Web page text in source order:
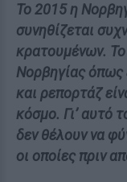
To 2015 η
συνηθίζεται
κρατουμένων.
Νορβηγίας όπως
και ρεπορτάζ
κόσμο. Γι’ αυτό
δεν θέλουν να
οι οποίες πριν